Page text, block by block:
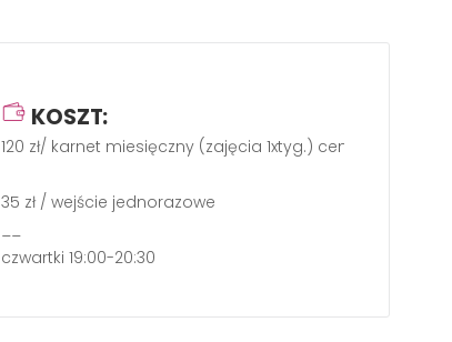
KOSZT:
120 zł/ karnet miesięczny (zajęcia 1xtyg.) cena regularna
35 zł / wejście jednorazowe
__
czwartki 19:00-20:30